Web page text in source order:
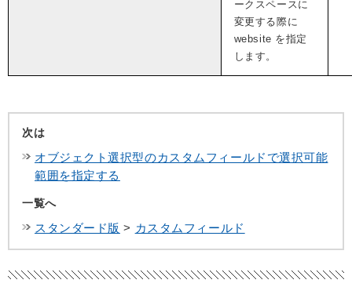
ークスペースに
変更する際に
website を指定
します。
次は
オブジェクト選択型のカスタムフィールドで選択可能
範囲を指定する
一覧へ
スタンダード版 > カスタムフィールド